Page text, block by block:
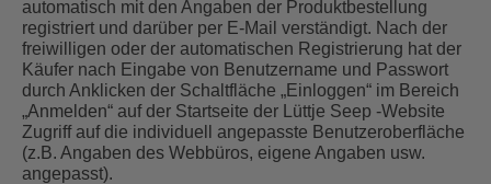
automatisch mit den Angaben der Produktbestellung
registriert und darüber per E-Mail verständigt. Nach der
freiwilligen oder der automatischen Registrierung hat der
Käufer nach Eingabe von Benutzername und Passwort
durch Anklicken der Schaltfläche „Einloggen“ im Bereich
„Anmelden“ auf der Startseite der Lüttje Seep -Website
Zugriff auf die individuell angepasste Benutzeroberfläche
(z.B. Angaben des Webbüros, eigene Angaben usw.
angepasst).